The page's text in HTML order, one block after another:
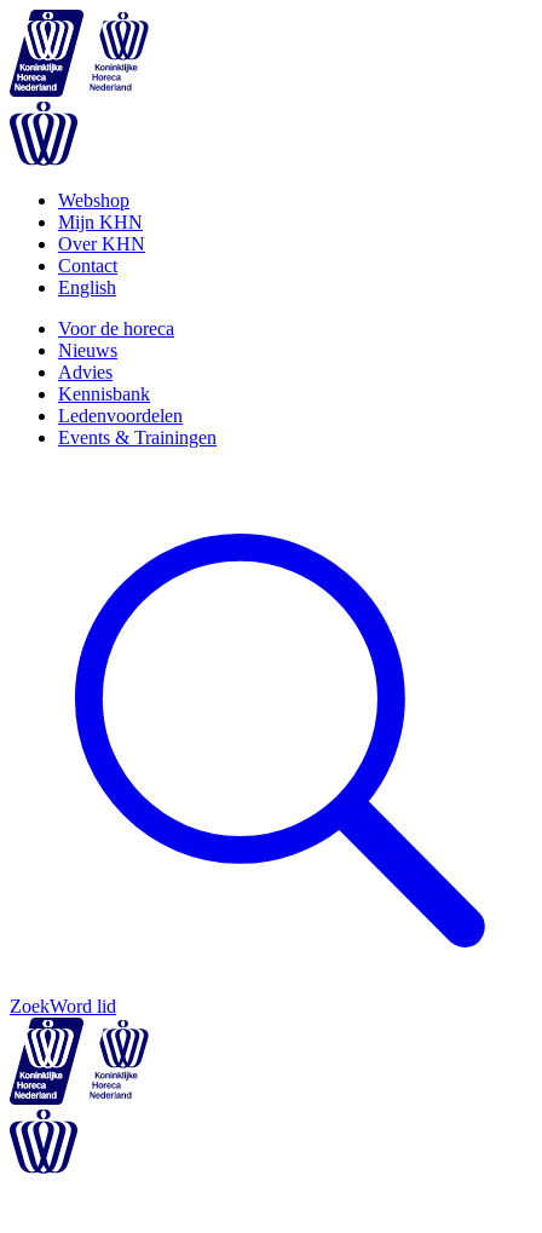
Webshop
Mijn KHN
Over KHN
Contact
English
Voor de horeca
Nieuws
Advies
Kennisbank
Ledenvoordelen
Events & Trainingen
ZoekWord lid